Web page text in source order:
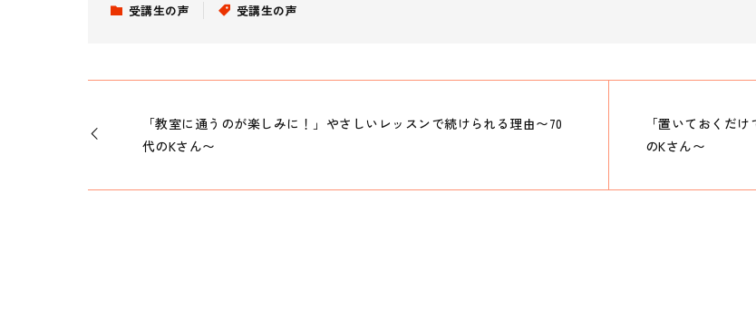
受講生の声 受講生の声
「教室に通うのが楽しみに！」やさしいレッスンで続けられる理由〜70
代のKさん〜
「置いておくだ
のKさん〜